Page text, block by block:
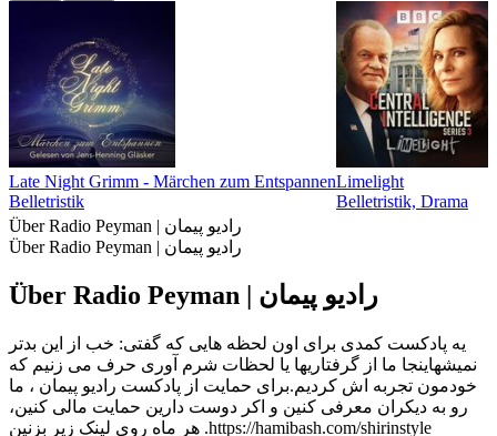
Late Night Grimm - Märchen zum Entspannen
Belletristik
Limelight
Belletristik, Drama
Über Radio Peyman | رادیو پیمان
Über Radio Peyman | رادیو پیمان
Über Radio Peyman | رادیو پیمان
یه پادکست کمدی برای اون لحظه هایی که گفتی: خب از این بدتر
نمیشهاینجا ما از گرفتاریها یا لحظات شرم آوری حرف می زنیم که
خودمون تجربه اش کردیم.برای حمایت از پادکست رادیو پیمان ،‌ ما
رو به دیکران معرفی کنین و اکر دوست دارین حمایت مالی کنین،
هر ماه روی لینک زیر بزنین .https://hamibash.com/shirinstyle